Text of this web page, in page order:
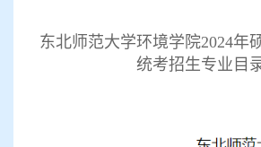
东北师范大学环境学院2024年
统考招生专业目